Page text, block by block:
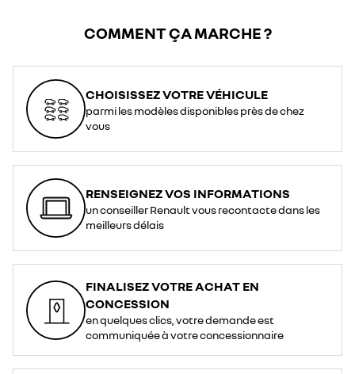
COMMENT ÇA MARCHE ?
CHOISISSEZ VOTRE VÉHICULE
parmi les modèles disponibles près de chez
vous
RENSEIGNEZ VOS INFORMATIONS
un conseiller Renault vous recontacte dans les
meilleurs délais
FINALISEZ VOTRE ACHAT EN
CONCESSION
en quelques clics, votre demande est
communiquée à votre concessionnaire